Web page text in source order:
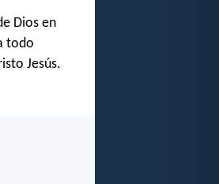
Dios en
todo
Jesús.